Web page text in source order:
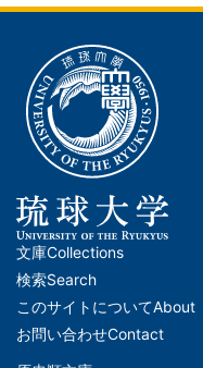
メ
イ
ン
文庫Collections
検索Search
このサイトについてAbout
お問い合わせContact